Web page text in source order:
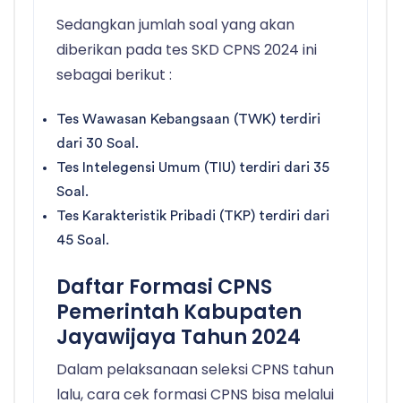
Sedangkan jumlah soal yang akan
diberikan pada tes SKD CPNS 2024 ini
sebagai berikut :
Tes Wawasan Kebangsaan (TWK) terdiri
dari 30 Soal.
Tes Intelegensi Umum (TIU) terdiri dari 35
Soal.
Tes Karakteristik Pribadi (TKP) terdiri dari
45 Soal.
Daftar Formasi CPNS
Pemerintah Kabupaten
Jayawijaya Tahun 2024
Dalam pelaksanaan seleksi CPNS tahun
lalu, cara cek formasi CPNS bisa melalui